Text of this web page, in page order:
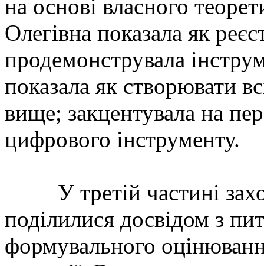
на основі власного
Олегівна показала як
продемонструвала
показала як створювати
вище; закцентувала на
цифрового інструменту.
У третій частині
поділилися досвідом з
формувального